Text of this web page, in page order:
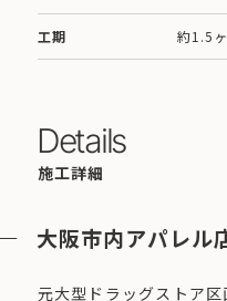
工期 約1.5
Details
施工詳細
大阪市内アパレル
元大型ドラッグストア